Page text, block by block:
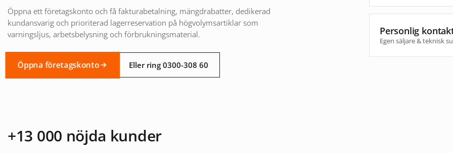
Öppna ett företagskonto och få fakturabetalning, mängdrabatter, dedikerad
kundansvarig och prioriterad lagerreservation på högvolymsartiklar som
varningsljus, arbetsbelysning och förbrukningsmaterial.
Öppna företagskonto Eller ring 0300-308 60
Personlig
Egen säljare & teknisk
+13 000 nöjda kunder